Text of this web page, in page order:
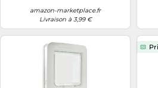
Blanc
amazon-marketplace.fr
Livraison à 3,99 €